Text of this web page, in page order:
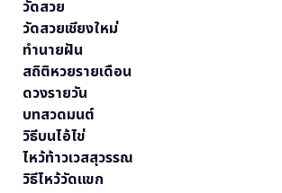
วัดสวย
วัดสวยเชียงใหม่
ทำนายฝัน
สถิติหวยรายเดือน
ดวงรายวัน
บทสวดมนต์
วิธีบนไอ้ไข่
ไหว้ท้าวเวสสุวรรณ
วิธีไหว้วัดแขก